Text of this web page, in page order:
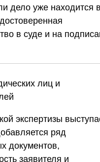
дело уже находится в
в суде и на
лиц и
экспертизы
ряд
документов,
заявителя и